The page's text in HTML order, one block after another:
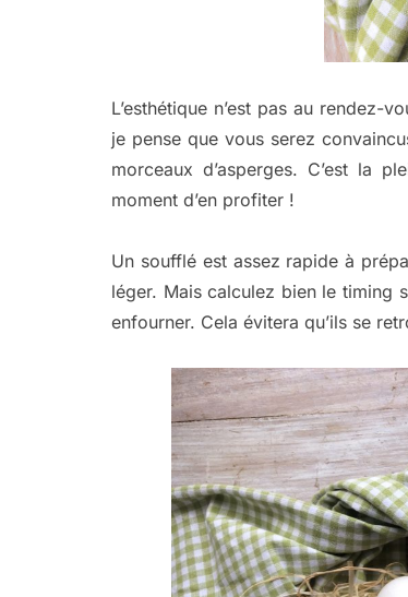
L’esthétique n’est pas au rendez-
je pense que vous serez
morceaux d’asperges. C’est la
moment d’en profiter !
Un soufflé est assez rapide à
léger. Mais calculez bien le timing
enfourner. Cela évitera qu’ils se